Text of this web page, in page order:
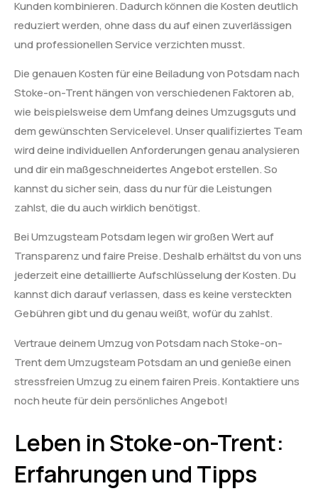
Kunden kombinieren. Dadurch können die Kosten deutlich
reduziert werden, ohne dass du auf einen zuverlässigen
und professionellen Service verzichten musst.
Die genauen Kosten für eine Beiladung von Potsdam nach
Stoke-on-Trent hängen von verschiedenen Faktoren ab,
wie beispielsweise dem Umfang deines Umzugsguts und
dem gewünschten Servicelevel. Unser qualifiziertes Team
wird deine individuellen Anforderungen genau analysieren
und dir ein maßgeschneidertes Angebot erstellen. So
kannst du sicher sein, dass du nur für die Leistungen
zahlst, die du auch wirklich benötigst.
Bei Umzugsteam Potsdam legen wir großen Wert auf
Transparenz und faire Preise. Deshalb erhältst du von uns
jederzeit eine detaillierte Aufschlüsselung der Kosten. Du
kannst dich darauf verlassen, dass es keine versteckten
Gebühren gibt und du genau weißt, wofür du zahlst.
Vertraue deinem Umzug von Potsdam nach Stoke-on-
Trent dem Umzugsteam Potsdam an und genieße einen
stressfreien Umzug zu einem fairen Preis. Kontaktiere uns
noch heute für dein persönliches Angebot!
Leben in Stoke-on-Trent:
Erfahrungen und Tipps